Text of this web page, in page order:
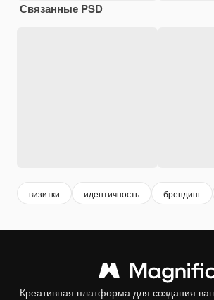
Связанные PSD
визитки идентичность брендинг
Креативная платформа для создания